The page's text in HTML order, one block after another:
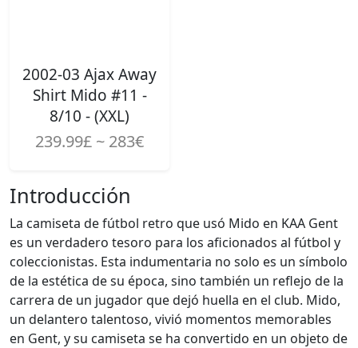
2002-03 Ajax Away
Shirt Mido #11 -
8/10 - (XXL)
239.99£ ~ 283€
Introducción
La camiseta de fútbol retro que usó Mido en KAA Gent
es un verdadero tesoro para los aficionados al fútbol y
coleccionistas. Esta indumentaria no solo es un símbolo
de la estética de su época, sino también un reflejo de la
carrera de un jugador que dejó huella en el club. Mido,
un delantero talentoso, vivió momentos memorables
en Gent, y su camiseta se ha convertido en un objeto de